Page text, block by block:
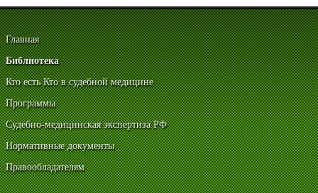
Главная
Библиотека
Кто есть Кто в судебной медицине
Программы
Судебно-медицинская экспертиза РФ
Нормативные документы
Правообладателям